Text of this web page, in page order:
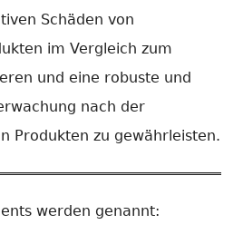
Schäden von
im Vergleich zum
und eine robuste und
nach der
Produkten zu gewährleisten.
werden genannt: